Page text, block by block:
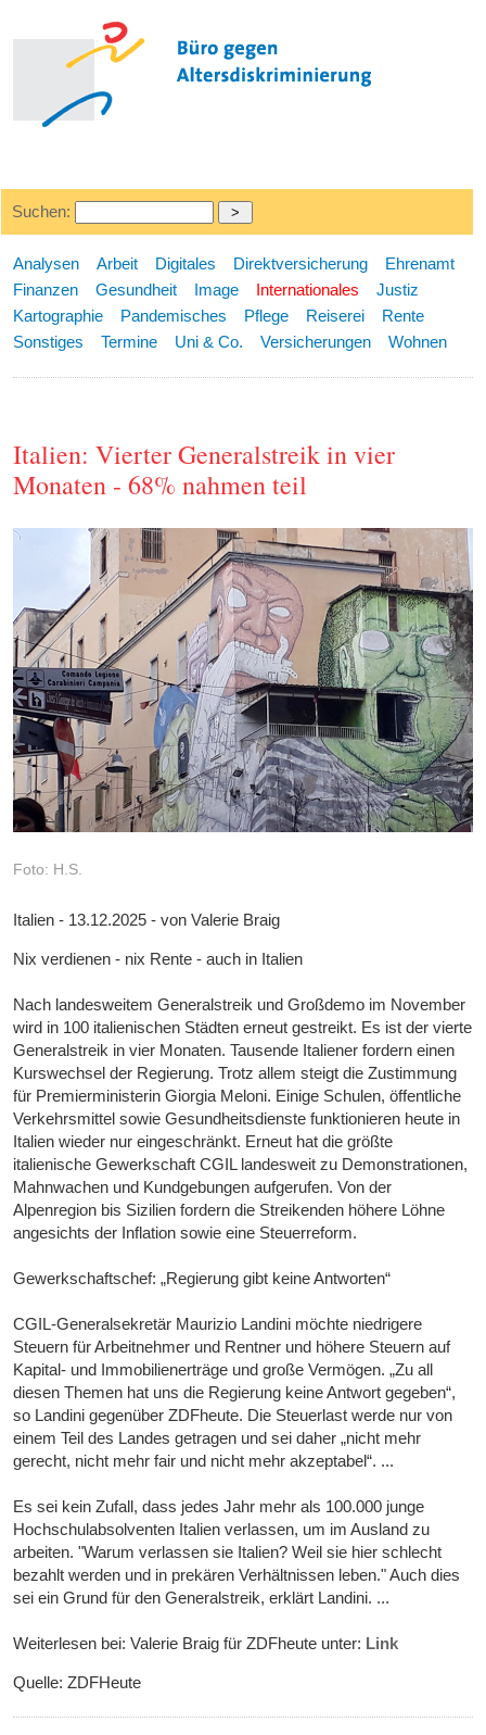
Suchen:
Analysen Arbeit Digitales Direktversicherung
Ehrenamt
Finanzen
Gesundheit Image Internationales
Justiz
Kartographie
Pandemisches Pflege Reiserei
Rente
Sonstiges
Termine Uni & Co. Versicherungen Wohnen
Italien: Vierter Generalstreik in vier
Monaten - 68% nahmen teil
Foto: H.S.
Italien - 13.12.2025 - von Valerie Braig
Nix verdienen - nix Rente - auch in Italien
Nach landesweitem Generalstreik und Großdemo im November
wird in 100 italienischen Städten erneut gestreikt. Es ist der vierte
Generalstreik in vier Monaten. Tausende Italiener fordern einen
Kurswechsel der Regierung. Trotz allem steigt die Zustimmung
für Premierministerin Giorgia Meloni. Einige Schulen, öffentliche
Verkehrsmittel sowie Gesundheitsdienste funktionieren heute in
Italien wieder nur eingeschränkt. Erneut hat die größte
italienische Gewerkschaft CGIL landesweit zu Demonstrationen,
Mahnwachen und Kundgebungen aufgerufen. Von der
Alpenregion bis Sizilien fordern die Streikenden höhere Löhne
angesichts der Inflation sowie eine Steuerreform.
Gewerkschaftschef: „Regierung gibt keine Antworten“
CGIL-Generalsekretär Maurizio Landini möchte niedrigere
Steuern für Arbeitnehmer und Rentner und höhere Steuern auf
Kapital- und Immobilienerträge und große Vermögen. „Zu all
diesen Themen hat uns die Regierung keine Antwort gegeben“,
so Landini gegenüber ZDFheute. Die Steuerlast werde nur von
einem Teil des Landes getragen und sei daher „nicht mehr
gerecht, nicht mehr fair und nicht mehr akzeptabel“. ...
Es sei kein Zufall, dass jedes Jahr mehr als 100.000 junge
Hochschulabsolventen Italien verlassen, um im Ausland zu
arbeiten. "Warum verlassen sie Italien? Weil sie hier schlecht
bezahlt werden und in prekären Verhältnissen leben." Auch dies
sei ein Grund für den Generalstreik, erklärt Landini. ...
Weiterlesen bei: Valerie Braig für ZDFheute unter: Link
Quelle: ZDFHeute